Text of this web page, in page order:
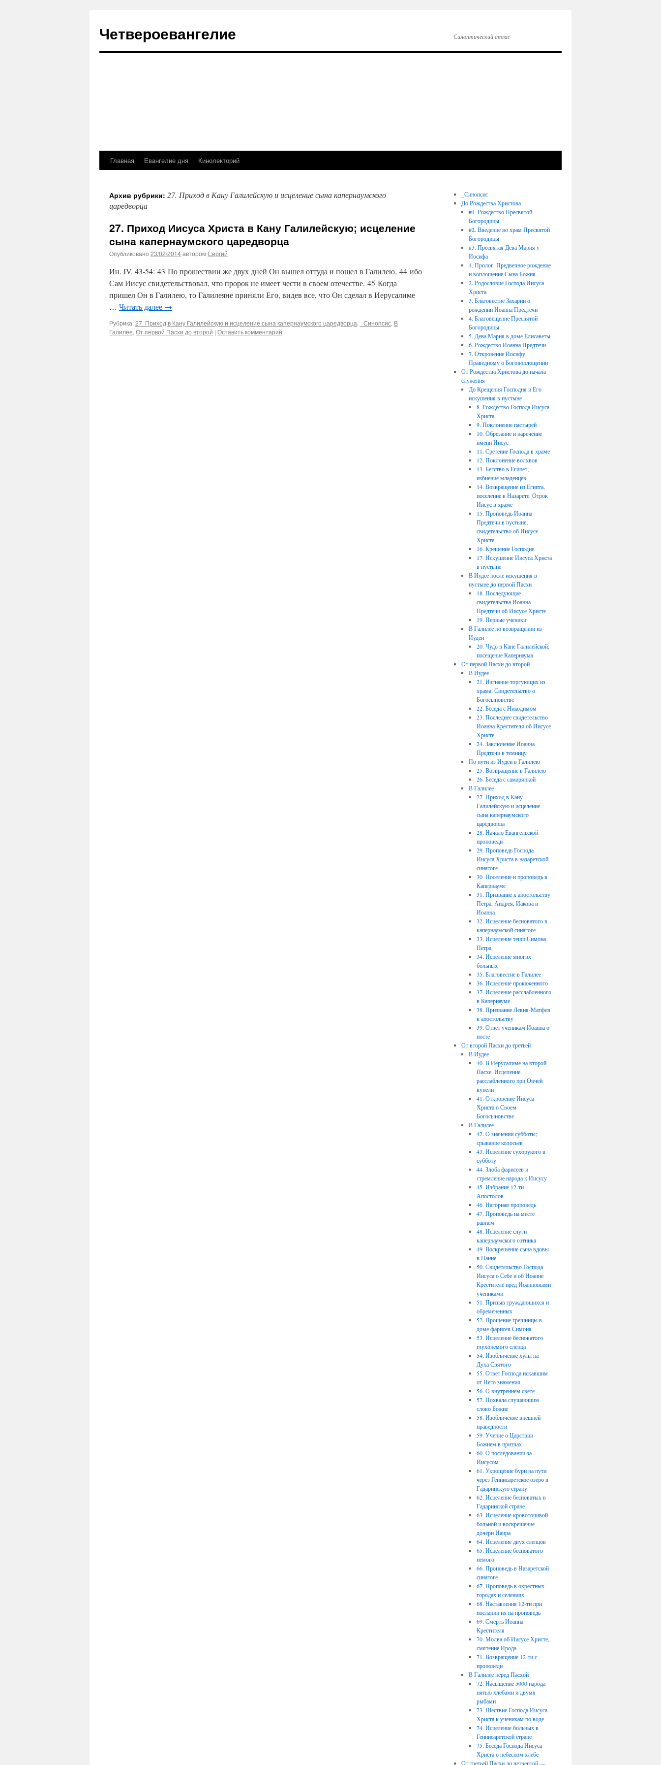
Четвероевангелие Синоптический атлас
Перейти
содержимому
Главная Евангелие дня Кинолекторий
Архив рубрики: 27. Приход в Кану Галилейскую и исцеление сына капернаумского
царедворца
27. Приход Иисуса Христа в Кану Галилейскую; исцеление
сына капернаумского царедворца
Опубликовано 23/02/2014авторомСергий
Ин. IV, 43-54: 43 По прошествии же двух дней Он вышел оттуда и пошел в Галилею, 44 ибо
Сам Иисус свидетельствовал, что пророк не имеет чести в своем отечестве. 45 Когда
пришел Он в Галилею, то Галилеяне приняли Его, видев все, что Он сделал в Иерусалиме
… Читать далее →
Рубрика:27. Приход в Кану Галилейскую и исцеление сына капернаумского царедворца, _Синопсис, В
Галилее, От первой Пасхи до второй | Оставить комментарий
_Синопсис
До Рождества Христова
#1. Рождество Пресвятой
Богородицы
#2. Введение во храм Пресвятой
Богородицы
#3. Пресвятая Дева Мария у
Иосифа
1. Пролог. Предвечное рождение
и воплощение Сына Божия
2. Родословие Господа Иисуса
Христа
3. Благовестие Захарии о
рождении Иоанна Предтечи
4. Благовещение Пресвятой
Богородицы
5. Дева Мария в доме Елисаветы
6. Рождество Иоанна Предтечи
7. Откровение Иосифу
Праведному о Боговоплощении
От Рождества Христова до начала
служения
До Крещения Господня и Его
искушения в пустыне
8. Рождество Господа Иисуса
Христа
9. Поклонение пастырей
10. Обрезание и наречение
имени Иисус
11. Сретение Господа в храме
12. Поклонение волхвов
13. Бегство в Египет;
избиение младенцев
14. Возвращение из Египта,
поселение в Назарете. Отрок
Иисус в храме
15. Проповедь Иоанна
Предтечи в пустыне;
свидетельство об Иисусе
Христе
16. Крещение Господне
17. Искушение Иисуса Христа
в пустыне
В Иудее после искушения в
пустыне до первой Пасхи
18. Последующие
свидетельства Иоанна
Предтечи об Иисусе Христе
19. Первые ученики
В Галилее по возвращении из
Иудеи
20. Чудо в Кане Галилейской;
посещение Капернаума
От первой Пасхи до второй
В Иудее
21. Изгнание торгующих из
храма. Свидетельство о
Богосыновстве
22. Беседа с Никодимом
23. Последнее свидетельство
Иоанна Крестителя об Иисусе
Христе
24. Заключение Иоанна
Предтечи в темницу
По пути из Иудеи в Галилею
25. Возвращение в Галилею
26. Беседа с самарянкой
В Галилее
27. Приход в Кану
Галилейскую и исцеление
сына капернаумского
царедворца
28. Начало Евангельской
проповеди
29. Проповедь Господа
Иисуса Христа в назаретской
синагоге
30. Поселение и проповедь в
Капернауме
31. Призвание к апостольству
Петра, Андрея, Иакова и
Иоанна
32. Исцеление бесноватого в
капернаумской синагоге
33. Исцеление тещи Симона
Петра
34. Исцеление многих
больных
35. Благовестие в Галилее
36. Исцеление прокаженного
37. Исцеление расслабленного
в Капернауме
38. Призвание Левия-Матфея
к апостольству
39. Ответ ученикам Иоанна о
посте
От второй Пасхи до третьей
В Иудее
40. В Иерусалиме на второй
Пасхе. Исцеление
расслабленного при Овчей
купели
41. Откровение Иисуса
Христа о Своем
Богосыновстве
В Галилее
42. О значении субботы;
срывание колосьев
43. Исцеление сухорукого в
субботу
44. Злоба фарисеев и
стремление народа к Иисусу
45. Избрание 12-ти
Апостолов
46. Нагорная проповедь
47. Проповедь на месте
равнем
48. Исцеление слуги
капернаумского сотника
49. Воскрешение сына вдовы
в Наине
50. Свидетельство Господа
Иисуса о Себе и об Иоанне
Крестителе пред Иоанновыми
учениками
51. Призыв труждающихся и
обремененных
52. Прощение грешницы в
доме фарисея Симона
53. Исцеление бесноватого
глухонемого слепца
54. Изобличение хулы на
Духа Святого
55. Ответ Господа искавшим
от Него знамения
56. О внутреннем свете
57. Похвала слушающим
слово Божие
58. Изобличение внешней
праведности
59. Учение о Царствии
Божием в притчах
60. О последовании за
Иисусом
61. Укрощение бури на пути
через Геннисаретское озеро в
Гадаринскую страну
62. Исцеление бесноватых в
Гадаринской стране
63. Исцеление кровоточивой
больной и воскрешение
дочери Иаира
64. Исцеление двух слепцов
65. Исцеление бесноватого
немого
66. Проповедь в Назаретской
синагоге
67. Проповедь в окрестных
городах и селениях
68. Наставления 12-ти при
послании их на проповедь
69. Смерть Иоанна
Крестителя
70. Молва об Иисусе Христе,
смятение Ирода
71. Возвращение 12-ти с
проповеди
В Галилее перед Пасхой
72. Насыщение 5000 народа
пятью хлебами и двумя
рыбами
73. Шествие Господа Иисуса
Христа к ученикам по воде
74. Исцеление больных в
Геннисаретской стране
75. Беседа Господа Иисуса
Христа о небесном хлебе
От третьей Пасхи до четвертой —